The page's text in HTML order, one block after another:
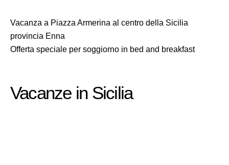
Vacanza a Piazza Armerina al centro della Sicilia
provincia Enna
Offerta speciale per soggiorno in bed and breakfast
Vacanze in Sicilia